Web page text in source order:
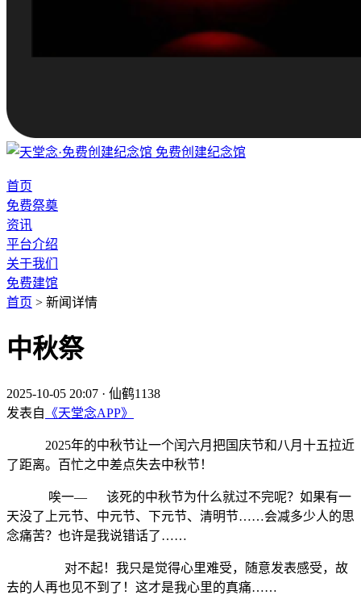
免费创建纪念馆
首页
免费祭奠
资讯
平台介绍
关于我们
免费建馆
首页 > 新闻详情
中秋祭
2025-10-05 20:07 · 仙鹤1138
发表自 《天堂念APP》
2025年的中秋节让一个闰六月把国庆节和八月十五拉近
了距离。百忙之中差点失去中秋节！
唉一— 该死的中秋节为什么就过不完呢？如果有一
天没了上元节、中元节、下元节、清明节……会减多少人的思
念痛苦？也许是我说错话了……
对不起！我只是觉得心里难受，随意发表感受，故
去的人再也见不到了！这才是我心里的真痛……